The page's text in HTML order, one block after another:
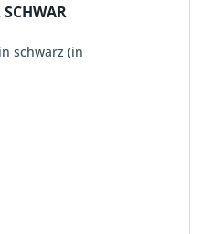
schwarz (in